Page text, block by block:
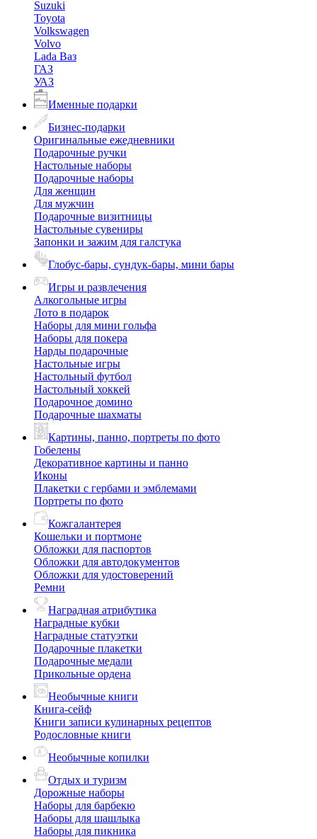
Suzuki
Toyota
Volkswagen
Volvo
Lada Ваз
ГАЗ
УАЗ
Именные подарки
Бизнес-подарки
Оригинальные ежедневники
Подарочные ручки
Настольные наборы
Подарочные наборы
Для женщин
Для мужчин
Подарочные визитницы
Настольные сувениры
Запонки и зажим для галстука
Глобус-бары, сундук-бары, мини бары
Игры и развлечения
Алкогольные игры
Лото в подарок
Наборы для мини гольфа
Наборы для покера
Нарды подарочные
Настольные игры
Настольный футбол
Настольный хоккей
Подарочное домино
Подарочные шахматы
Картины, панно, портреты по фото
Гобелены
Декоративное картины и панно
Иконы
Плакетки с гербами и эмблемами
Портреты по фото
Кожгалантерея
Кошельки и портмоне
Обложки для паспортов
Обложки для автодокументов
Обложки для удостоверений
Ремни
Наградная атрибутика
Наградные кубки
Наградные статуэтки
Подарочные плакетки
Подарочные медали
Прикольные ордена
Необычные книги
Книга-сейф
Книги записи кулинарных рецептов
Родословные книги
Необычные копилки
Отдых и туризм
Дорожные наборы
Наборы для барбекю
Наборы для шашлыка
Наборы для пикника